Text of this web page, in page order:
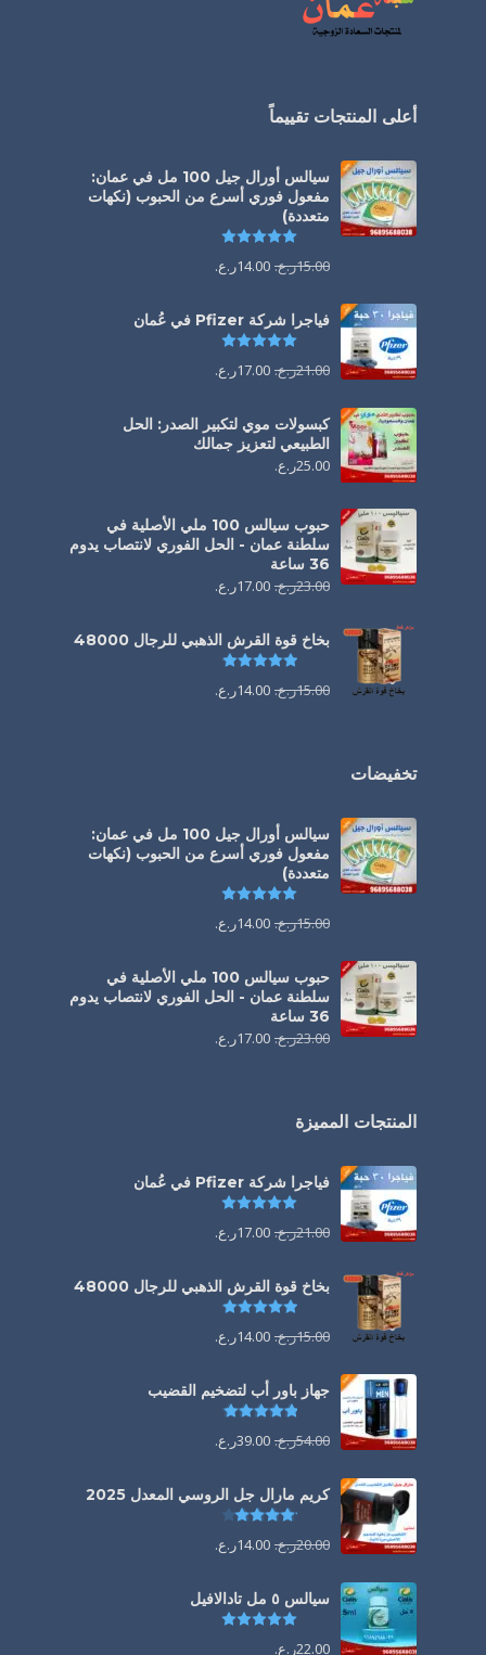
أعلى المنتجات تقييماً
سيالس أورال جيل 100 مل في عمان:
مفعول فوري أسرع من الحبوب (نكهات
متعددة)
15.00ر.ع. 14.00ر.ع.
فياجرا شركة Pfizer في عُمان
21.00ر.ع. 17.00ر.ع.
كبسولات موي لتكبير الصدر: الحل
الطبيعي لتعزيز جمالك
25.00ر.ع.
حبوب سيالس 100 ملي الأصلية في
سلطنة عمان - الحل الفوري لانتصاب يدوم
36 ساعة
23.00ر.ع. 17.00ر.ع.
بخاخ قوة القرش الذهبي للرجال 48000
تم التقييم
15.00ر.ع. 14.00ر.ع.
تخفيضات
سيالس أورال جيل 100 مل في عمان:
مفعول فوري أسرع من الحبوب (نكهات
متعددة)
15.00ر.ع. 14.00ر.ع.
حبوب سيالس 100 ملي الأصلية في
سلطنة عمان - الحل الفوري لانتصاب يدوم
36 ساعة
23.00ر.ع. 17.00ر.ع.
المنتجات المميزة
فياجرا شركة Pfizer في عُمان
21.00ر.ع. 17.00ر.ع.
بخاخ قوة القرش الذهبي للرجال 48000
تم التقييم
15.00ر.ع. 14.00ر.ع.
جهاز باور أب لتضخيم القضيب
تم التقييم
54.00ر.ع. 39.00ر.ع.
كريم مارال جل الروسي المعدل 2025
تم التقييم
20.00ر.ع. 14.00ر.ع.
سيالس ٥ مل تادالافيل
22.00ر.ع.